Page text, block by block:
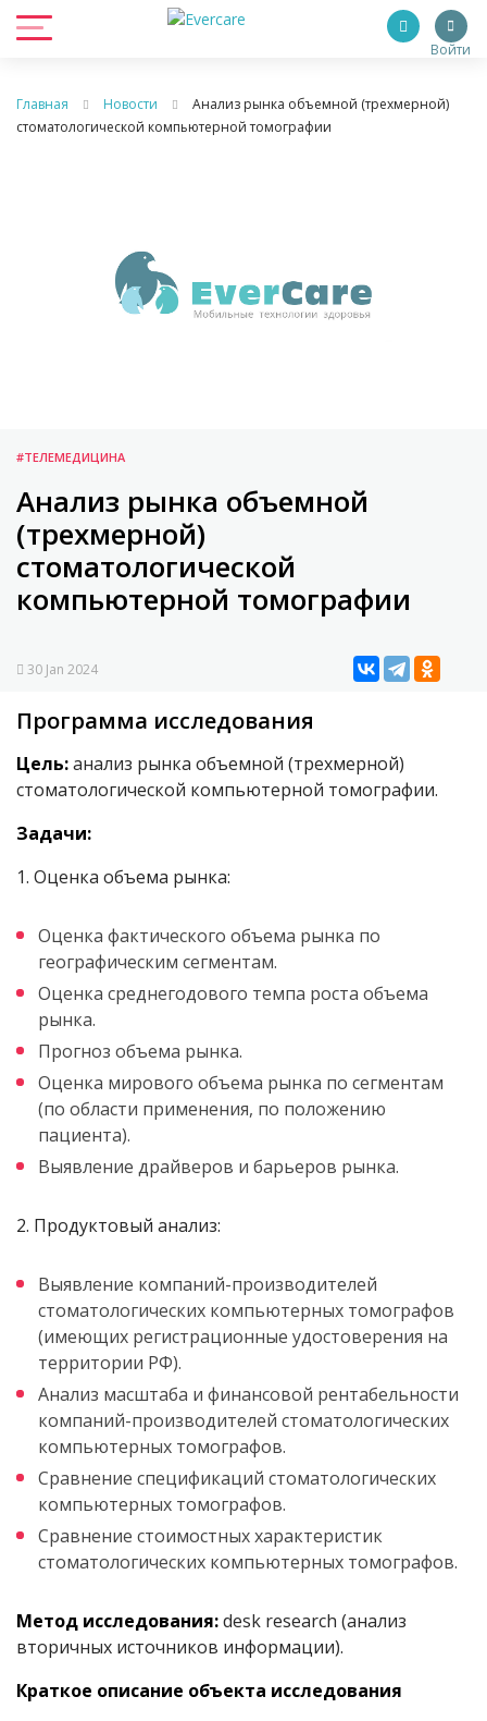
Войти
Главная Новости
Анализ рынка объемной (трехмерной)
стоматологической компьютерной томографии
#ТЕЛЕМЕДИЦИНА
Анализ рынка объемной
(трехмерной)
стоматологической
компьютерной томографии
30 Jan 2024
Программа исследования
Цель:анализ рынка объемной (трехмерной)
стоматологической компьютерной томографии.
Задачи:
1. Оценка объема рынка:
Оценка фактического объема рынка по
географическим сегментам.
Оценка среднегодового темпа роста объема
рынка.
Прогноз объема рынка.
Оценка мирового объема рынка по сегментам
(по области применения, по положению
пациента).
Выявление драйверов и барьеров рынка.
2. Продуктовый анализ:
Выявление компаний-производителей
стоматологических компьютерных томографов
(имеющих регистрационные удостоверения на
территории РФ).
Анализ масштаба и финансовой рентабельности
компаний-производителей стоматологических
компьютерных томографов.
Сравнение спецификаций стоматологических
компьютерных томографов.
Сравнение стоимостных характеристик
стоматологических компьютерных томографов.
Метод исследования:desk research (анализ
вторичных источников информации).
Краткое описание объекта исследования